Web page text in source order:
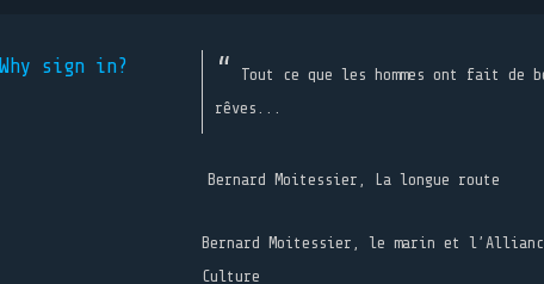
Why sign in?
Tout ce que les hommes ont fait
rêves...
Bernard Moitessier, La longue route
Bernard Moitessier, le marin et l’Alliance
Culture